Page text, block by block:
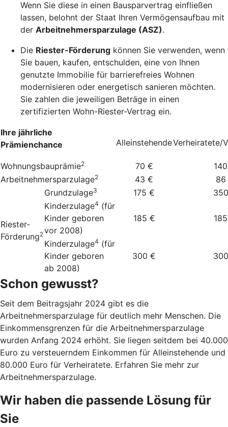
Wenn Sie diese in einen Bausparvertrag einfließen
lassen, belohnt der Staat Ihren Vermögensaufbau mit
der Arbeitnehmersparzulage (ASZ).
Die Riester-Förderung können Sie verwenden, wenn
Sie bauen, kaufen, entschulden, eine von Ihnen
genutzte Immobilie für barrierefreies Wohnen
modernisieren oder energetisch sanieren möchten.
Sie zahlen die jeweiligen Beträge in einen
zertifizierten Wohn-Riester-Vertrag ein.
Ihre jährliche
Prämienchance
AlleinstehendeVerheiratete/
Wohnungsbauprämie2 70 €
Arbeitnehmersparzulage2 43 €
Riester-
Förderung2
Grundzulage3 175 €
Kinderzulage4 (für
Kinder geboren
vor 2008)
185 €
Kinderzulage4 (für
Kinder geboren
ab 2008)
300 €
Schon gewusst?
Seit dem Beitragsjahr 2024 gibt es die
Arbeitnehmersparzulage für deutlich mehr Menschen. Die
Einkommensgrenzen für die Arbeitnehmersparzulage
wurden Anfang 2024 erhöht. Sie liegen seitdem bei 40.000
Euro zu versteuerndem Einkommen für Alleinstehende und
80.000 Euro für Verheiratete. Erfahren Sie mehr zur
Arbeitnehmersparzulage.
Wir haben die passende Lösung für
Sie